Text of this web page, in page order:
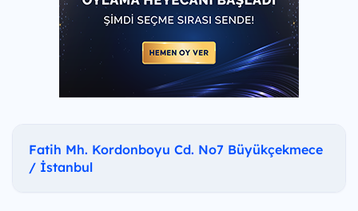
Fatih Mh. Kordonboyu Cd. No7 Büyükçekmece
/ İstanbul